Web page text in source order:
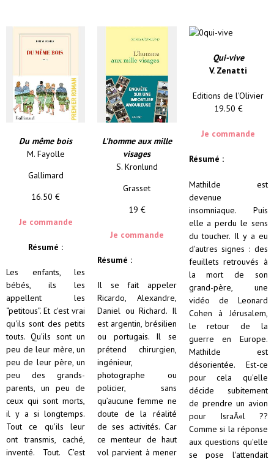
Du même bois
M. Fayolle
Gallimard
16.50 €
Je commande
Résumé :
Les enfants, les
bébés, ils les
appellent les
“petitous”. Et c'est vrai
qu'ils sont des petits
touts. Qu'ils sont un
peu de leur mère, un
peu de leur père, un
peu des grands-
parents, un peu de
ceux qui sont morts,
il y a si longtemps.
Tout ce qu'ils leur
ont transmis, caché,
inventé. Tout. C'est
L'homme aux mille
visages
S. Kronlund
Grasset
19 €
Je commande
Résumé :
Il se fait appeler
Ricardo, Alexandre,
Daniel ou Richard. Il
est argentin, brésilien
ou portugais. Il se
prétend chirurgien,
ingénieur,
photographe ou
policier, sans
qu’aucune femme ne
doute de la réalité
de ses activités. Car
ce menteur de haut
vol parvient à mener
Qui-vive
V. Zenatti
Editions de l'Olivier
19.50 €
Je commande
Résumé :
Mathilde est
devenue
insomniaque. Puis
elle a perdu le sens
du toucher. Il y a eu
d'autres signes : des
feuillets retrouvés à
la mort de son
grand-père, une
vidéo de Leonard
Cohen à Jérusalem,
le retour de la
guerre en Europe.
Mathilde est
désorientée. Est-ce
pour cela qu'elle
décide subitement
de prendre un avion
pour IsraÃ«l ??
Comme si la réponse
aux questions qu'elle
se pose l'attendait